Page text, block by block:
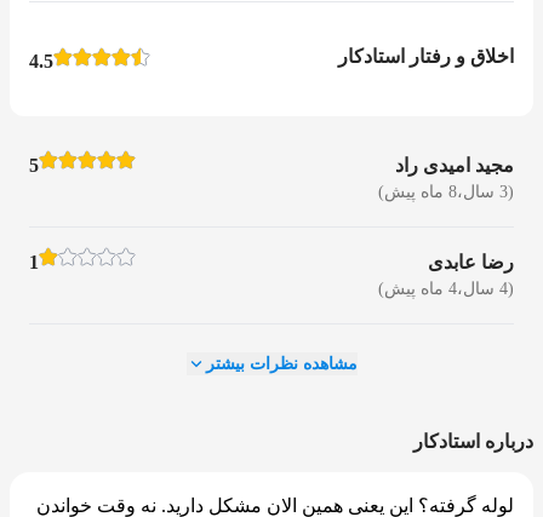
اخلاق و رفتار استادکار 4.5
مجید امیدی راد
(3 سال،8 ماه پیش)
5
رضا عابدی
(4 سال،4 ماه پیش)
1
مشاهده نظرات بیشتر
درباره استادکار
لوله گرفته؟ این یعنی همین الان مشکل دارید. نه وقت خواندن